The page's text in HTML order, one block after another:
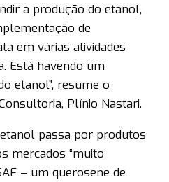
a produção do etanol,
de
em várias atividades
Está havendo um
etanol”, resume o
Plínio Nastari.
passa por produtos
mercados “muito
– um querosene de